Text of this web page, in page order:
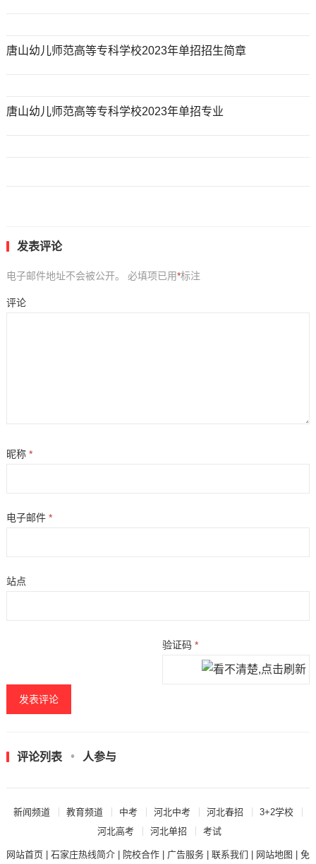
唐山幼儿师范高等专科学校2023年单招招生简章
唐山幼儿师范高等专科学校2023年单招专业
发表评论
电子邮件地址不会被公开。 必填项已用*标注
评论
昵称 *
电子邮件 *
站点
验证码*
评论列表 人参与
新闻频道 教育频道 中考 河北中考 河北春招
3+2学校
河北高考
河北单招 考试
网站首页| 石家庄热线简介| 院校合作| 广告服务| 联系我们 网站地图 免